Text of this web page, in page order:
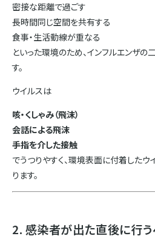
密接な距離で過ごす
長時間同じ空間を共有する
食事・生活動線が重なる
といった環境のため、インフルエンザ
す。
ウイルスは
咳・くしゃみ（飛沫）
会話による飛沫
手指を介した接触
でうつりやすく、環境表面に付着した
ります。
2. 感染者が出た直後に行う